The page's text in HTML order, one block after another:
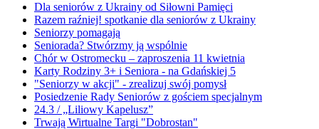
Dla seniorów z Ukrainy od Siłowni Pamięci
Razem raźniej! spotkanie dla seniorów z Ukrainy
Seniorzy pomagają
Seniorada? Stwórzmy ją wspólnie
Chór w Ostromecku – zaproszenia 11 kwietnia
Karty Rodziny 3+ i Seniora - na Gdańskiej 5
"Seniorzy w akcji" - zrealizuj swój pomysł
Posiedzenie Rady Seniorów z gościem specjalnym
24.3 / „Liliowy Kapelusz”
Trwają Wirtualne Targi "Dobrostan"